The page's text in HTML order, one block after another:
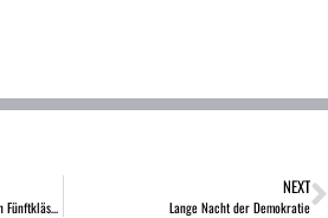
Ein gelungener Start für unsere neuen Fünftklässler
NEXT
Lange Nacht der Demokratie